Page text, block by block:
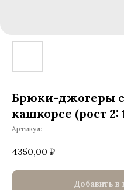
Брюки-джогеры
кашкорсе (рост 2:
Артикул:
4350,00 ₽
Добавить в